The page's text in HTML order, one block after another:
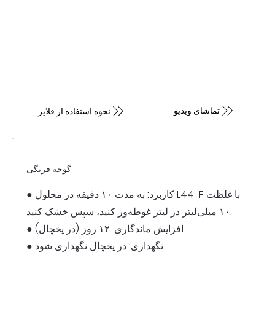
نحوه استفاده از فلایر تماشای ویدیو
گوجه فرنگی
● کاربرد: به مدت ۱۰ دقیقه در محلول L44-F با غلظت
۱۰ میلی‌لیتر در لیتر غوطه‌ور کنید، سپس خشک کنید.
● افزایش ماندگاری: ۱۲ روز (در یخچال).
● نگهداری: در یخچال نگهداری شود